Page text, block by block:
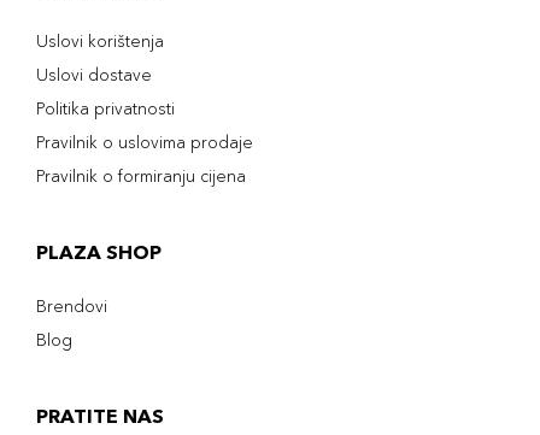
Uslovi korištenja
Uslovi dostave
Politika privatnosti
Pravilnik o uslovima prodaje
Pravilnik o formiranju cijena
PLAZA SHOP
Brendovi
Blog
PRATITE NAS